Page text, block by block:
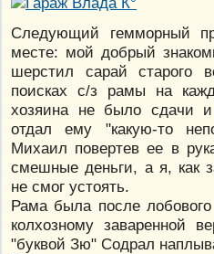
Следующий гемморный
месте: мой добрый
шерстил сарай старого
поисках с/з рамы на
хозяина не было сдачи
отдал ему "какую-то
Михаил повертев ее в
смешные деньги, а я, как
не смог устоять.
Рама была после
колхозному заваренной
"буквой Зю" Содрал